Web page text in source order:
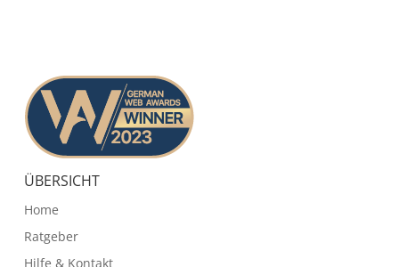
ÜBERSICHT
Home
Ratgeber
Hilfe & Kontakt